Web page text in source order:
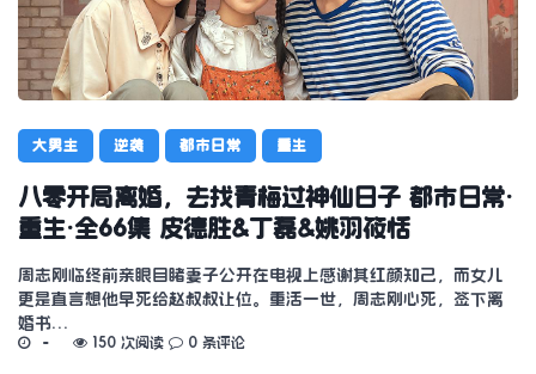
大男主 逆袭 都市日常 重生
八零开局离婚，去找青梅过神仙日子 都市日常·
重生·全66集 皮德胜&丁磊&姚羽筱恬
周志刚临终前亲眼目睹妻子公开在电视上感谢其红颜知己，而女儿
更是直言想他早死给赵叔叔让位。重活一世，周志刚心死，签下离
婚书…
150 次阅读 0 条评论